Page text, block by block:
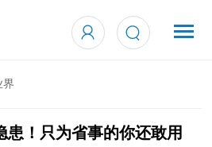
界
患！只为省事的你还敢用